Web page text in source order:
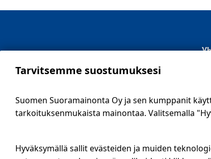
Tarvitsemme suostumuksesi
Suomen Suoramainonta Oy ja sen kumppanit
tarkoituksenmukaista mainontaa. Valitsemalla
Hyväksymällä sallit evästeiden ja muiden